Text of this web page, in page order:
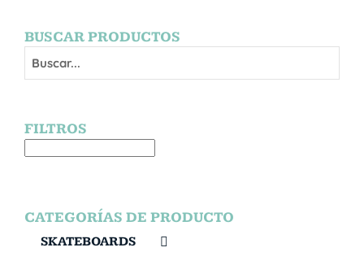
BUSCAR PRODUCTOS
FILTROS
CATEGORÍAS DE PRODUCTO
SKATEBOARDS